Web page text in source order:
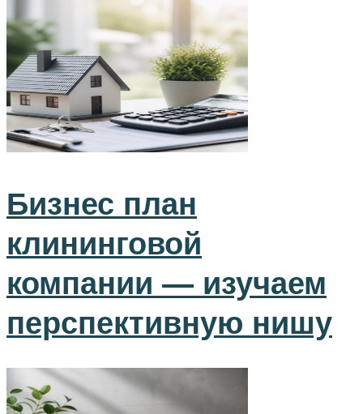
Бизнес план
клининговой
компании — изучаем
перспективную нишу